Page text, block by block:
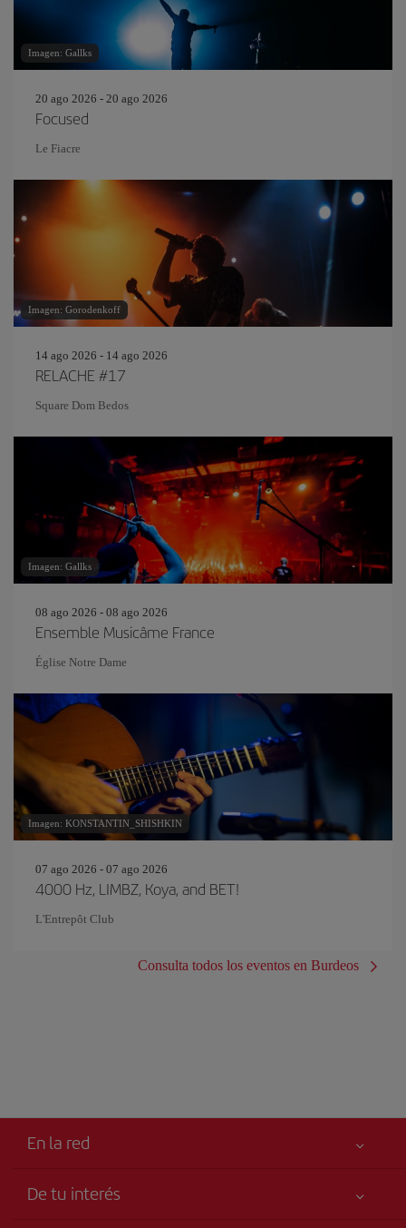
Imagen: Gallks
20 ago 2026 - 20 ago 2026
Focused
Le Fiacre
Imagen: Gorodenkoff
14 ago 2026 - 14 ago 2026
RELACHE #17
Square Dom Bedos
Imagen: Gallks
08 ago 2026 - 08 ago 2026
Ensemble Musicâme France
Église Notre Dame
Imagen: KONSTANTIN_SHISHKIN
07 ago 2026 - 07 ago 2026
4000 Hz, LIMBZ, Koya, and BET!
L'Entrepôt Club
Consulta todos los eventos en Burdeos
En la red
De tu interés